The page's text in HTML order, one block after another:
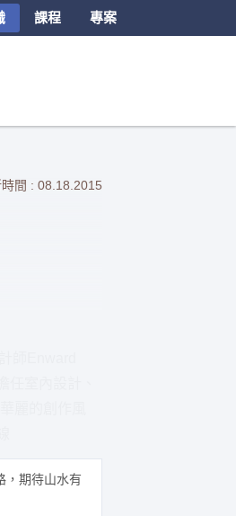
課程 專案
時間 : 08.18.2015
師Enward
室內設計、
，期待山水有